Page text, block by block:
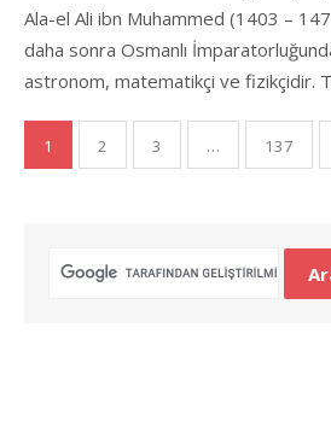
Ala-el Ali ibn Muhammed (1403 –
daha sonra Osmanlı
astronom, matematikçi ve fizikçidir.
Yazı
gezinmesi
1 2 3 … 137